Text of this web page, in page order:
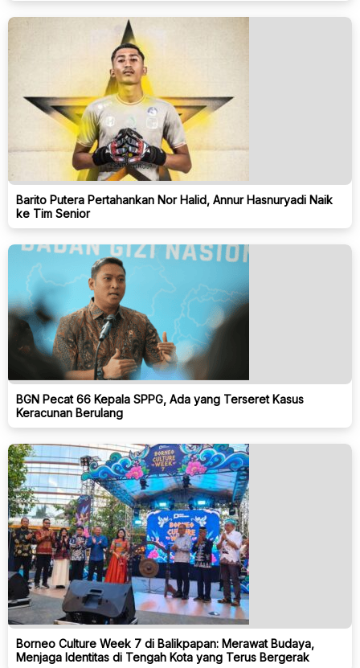
Barito Putera Pertahankan Nor Halid, Annur Hasnuryadi Naik
ke Tim Senior
BGN Pecat 66 Kepala SPPG, Ada yang Terseret Kasus
Keracunan Berulang
Borneo Culture Week 7 di Balikpapan: Merawat Budaya,
Menjaga Identitas di Tengah Kota yang Terus Bergerak